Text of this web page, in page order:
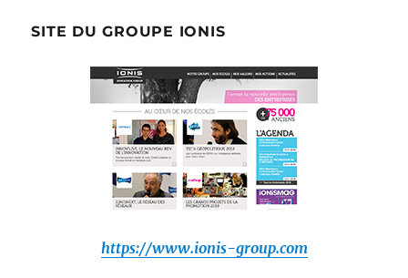
de
SITE DU GROUPE IONIS
https://www.ionis-group.com